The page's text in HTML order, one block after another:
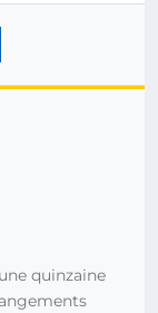
quinzaine